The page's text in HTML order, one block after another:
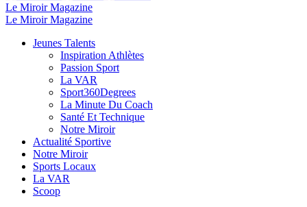
Le Miroir Magazine
Le Miroir Magazine
Jeunes Talents
Inspiration Athlètes
Passion Sport
La VAR
Sport360Degrees
La Minute Du Coach
Santé Et Technique
Notre Miroir
Actualité Sportive
Notre Miroir
Sports Locaux
La VAR
Scoop